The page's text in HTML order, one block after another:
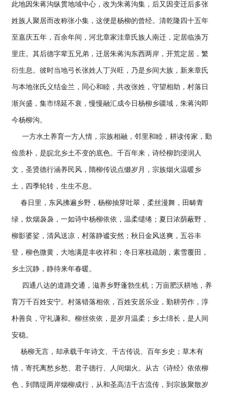
此地因朱蒋沟纵贯地域中心，改为朱蒋沟集，后又因变迁后多张
姓族人聚居而改称张小集，这便是杨柳的曾经。清乾隆四十五年
至嘉庆五年，百余年间，河北章家洼章氏族人南迁，定居临涣万
里庄。其后德字辈五兄弟，迁居朱蒋沟东西两岸，开荒定居，繁
衍生息。彼时当地弓长张姓人丁兴旺，乃是乡间大族，新来章氏
与本地张氏义结金兰，同心和睦，共改张姓，守望相助，村落日
渐兴盛，集市绵延不衰，慢慢融汇成今日杨柳乡疆域，朱蒋沟即
今杨柳沟。
一方水土养育一方人情，宗族相融，邻里和睦，耕读传家，勤
俭质朴，是皖北乡土不变的底色。千百年来，诗经柳韵浸润人
文，圣贤德行涵养民风，隋柳传说点缀岁月，宗族烟火温暖乡
土，四季轮转，生生不息。
春日里，东风拂遍乡野，杨柳抽芽吐翠，柔丝漫舞，田畴青
绿，炊烟袅袅，一如诗中杨柳依依，温柔缱绻；夏日浓荫蔽野，
柳影婆娑，清风送凉，村落静谧安然；秋日金风送爽，五谷丰
登，柳色微黄，大地满是丰收祥和；冬日寒枝疏朗，素雪覆田，
乡土沉静，静待来年春暖。
四通八达的道路交通，滋养乡野蓬勃生机；万亩肥沃耕地，养
育万千百姓安宁。村落错落相依，百姓安居乐业，勤耕劳作，淳
朴善良，守礼谦和。柳丝依依，是岁月温柔；乡土绵长，是人间
安稳。
杨柳无言，却承载千年诗文、千古传说、百年乡史；草木有
情，寄托离愁乡愁、君子德行、人间烟火。从古《诗经》依依柳
色，到隋堤两岸烟柳成行，从和圣高洁千古流传，到宗族聚散岁